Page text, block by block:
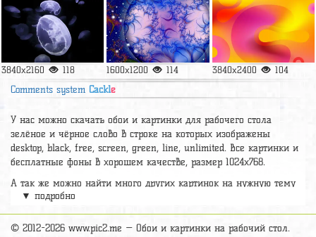
3840x2160 118 1600x1200 114 3840x2400 104
Comments system Cackle
У нас можно скачать обои и картинки для рабочего стола
зелёное и чёрное слово в строке на которых изображены
desktop, black, free, screen, green, line, unlimited. Все картинки и
бесплатные фоны в хорошем качестве, размер 1024x768.
А так же можно найти много других картинок на нужную тему
разделобои Абстракция
большое количество красивых широкоформатных картинок, фото
и обоев хорошего hd качества бесплатно и на телефон.
▼ подробно
© 2012-2026 www.pic2.me — Обои и картинки на рабочий стол.